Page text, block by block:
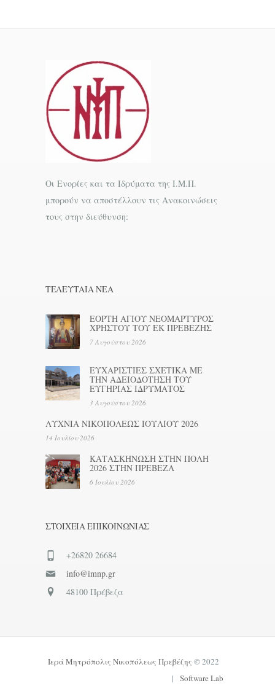
Οι Ενορίες και τα Ιδρύματα της Ι.Μ.Π.
μπορούν να αποστέλλουν τις Ανακοινώσεις
τους στην διεύθυνση:
ΤΕΛΕΥΤΑΊΑ ΝΕΑ
ΕΟΡΤΗ ΑΓΙΟΥ ΝΕΟΜΑΡΤΥΡΟΣ
ΧΡΗΣΤΟΥ ΤΟΥ ΕΚ ΠΡΕΒΕΖΗΣ
7 Αυγούστου 2026
ΕΥΧΑΡΙΣΤΙΕΣ ΣΧΕΤΙΚΑ ΜΕ
ΤΗΝ ΑΔΕΙΟΔΟΤΗΣΗ ΤΟΥ
ΕΥΓΗΡΙΑΣ ΙΔΡΥΜΑΤΟΣ
3 Αυγούστου 2026
ΛΥΧΝΙΑ ΝΙΚΟΠΟΛΕΩΣ ΙΟΥΛΙΟΥ 2026
14 Ιουλίου 2026
ΚΑΤΑΣΚΗΝΩΣΗ ΣΤΗΝ ΠΟΛΗ
2026 ΣΤΗΝ ΠΡΕΒΕΖΑ
6 Ιουλίου 2026
ΣΤΟΙΧΕΊΑ ΕΠΙΚΟΙΝΩΝΊΑΣ
+26820 26684
info@imnp.gr
48100 Πρέβεζα
Ιερά Μητρόπολις Νικοπόλεως Πρεβέζης © 2022
| Software Lab